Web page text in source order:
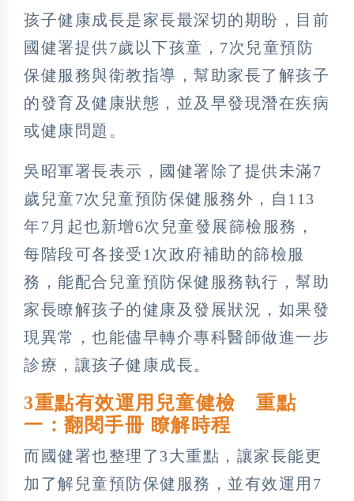
孩子健康成長是家長最深切的期盼，目前
國健署提供7歲以下孩童，7次兒童預防
保健服務與衛教指導，幫助家長了解孩子
的發育及健康狀態，並及早發現潛在疾病
或健康問題。
吳昭軍署長表示，國健署除了提供未滿7
歲兒童7次兒童預防保健服務外，自113
年7月起也新增6次兒童發展篩檢服務，
每階段可各接受1次政府補助的篩檢服
務，能配合兒童預防保健服務執行，幫助
家長瞭解孩子的健康及發展狀況，如果發
現異常，也能儘早轉介專科醫師做進一步
診療，讓孩子健康成長。
3重點有效運用兒童健檢 重點
一：翻閱手冊 瞭解時程
而國健署也整理了3大重點，讓家長能更
加了解兒童預防保健服務，並有效運用7